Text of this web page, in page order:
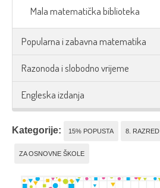
Mala matematička biblioteka
Popularna i zabavna matematika
Razonoda i slobodno vrijeme
Engleska izdanja
Kategorije: 15% POPUSTA 8. RAZRED
ZA OSNOVNE ŠKOLE